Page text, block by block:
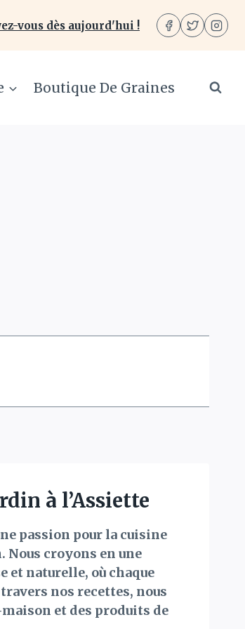
vous dès aujourd'hui !
Boutique De Graines
à l’Assiette
passion pour la cuisine
croyons en une
et naturelle, où chaque
nos recettes, nous
et des produits de